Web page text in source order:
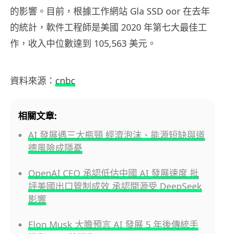
的影響。目前，根據工作網站 Gla SSD oor 在去年
的統計，軟件工程師是美國 2020 年第七大最佳工
作，收入中位數達到 105,563 美元。
資料來源： cnbc
相關文章:
AI 發展遇三大瓶頸 經濟泡沫、能源短缺與道
德風險成隱憂
OpenAI CEO 承認低估中國 AI 發展速度 批
評美國出口管制成效 承認開源受 DeepSeek
影響
Elon Musk 大膽預言 AI 發展 5 年後傳統手